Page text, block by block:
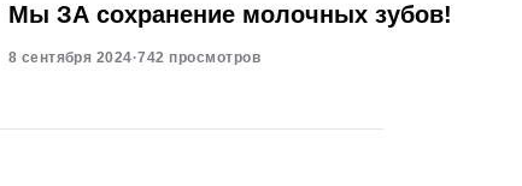
Мы ЗА сохранение молочных зубов!
8 сентября 2024·742 просмотров